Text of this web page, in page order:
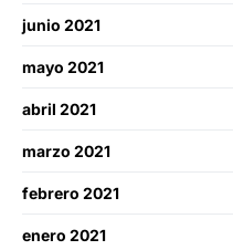
junio 2021
mayo 2021
abril 2021
marzo 2021
febrero 2021
enero 2021